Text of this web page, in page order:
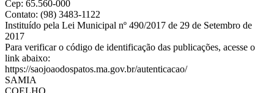
Cep: 65.560-000
Contato: (98) 3483-1122
Instituído pela Lei Municipal nº 490/2017 de 29 de Setembro de
2017
Para verificar o código de identificação das publicações, acesse o
link abaixo:
https://saojoaodospatos.ma.gov.br/autenticacao/
SAMIA
COELHO